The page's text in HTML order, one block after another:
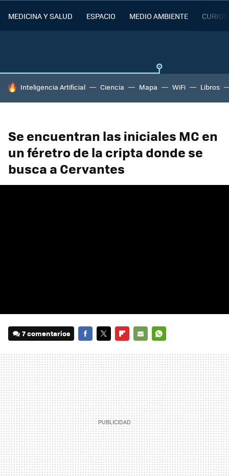
MEDICINA Y SALUD ESPACIO MEDIO AMBIENTE
HOY SE HABLA DE
Inteligencia Artificial Ciencia Mapa WiFi Libros
Se encuentran las iniciales MC en
un féretro de la cripta donde se
busca a Cervantes
7 comentarios
MAIL